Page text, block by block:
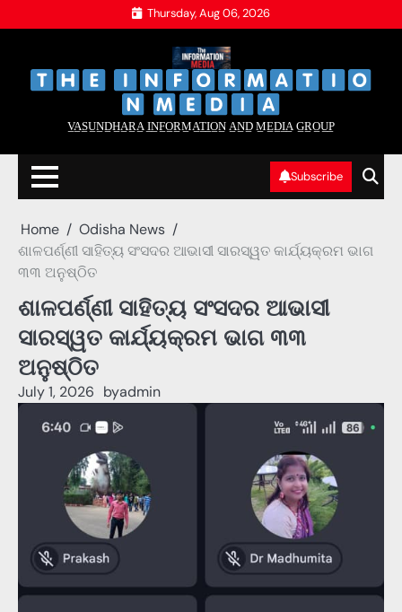
to
Thursday, Aug 06, 2026
V̲A̲S̲U̲N̲D̲H̲A̲R̲A̲ I̲N̲F̲O̲R̲M̲A̲T̲I̲O̲N̲ A̲N̲D̲ M̲E̲D̲I̲A̲ G̲R̲O̲U̲P̲
Subscribe
Home
Odisha News
ଶାଳପର୍ଣ୍ଣୀ ସାହିତ୍ୟ ସଂସଦର ଆଭାସୀ ସାରସ୍ୱତ କାର୍ଯ୍ୟକ୍ରମ ଭାଗ
୩୩ ଅନୁଷ୍ଠିତ
ଶାଳପର୍ଣ୍ଣୀ ସାହିତ୍ୟ ସଂସଦର ଆଭାସୀ
ସାରସ୍ୱତ କାର୍ଯ୍ୟକ୍ରମ ଭାଗ ୩୩
ଅନୁଷ୍ଠିତ
July 1, 2026 byadmin